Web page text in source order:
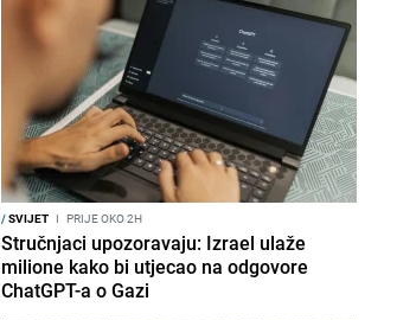
/SVIJET I PRIJE OKO 2H
Stručnjaci upozoravaju: Izrael ulaže
milione kako bi utjecao na odgovore
ChatGPT-a o Gazi